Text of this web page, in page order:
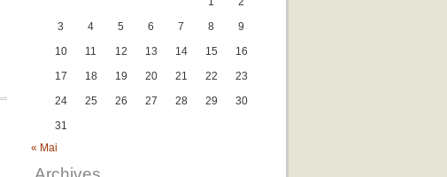
3
4 5 6 7 8
9
10
11 12 13 14 15
16
17
18 19 20 21 22
23
24
25 26 27 28 29
30
31
« Mai